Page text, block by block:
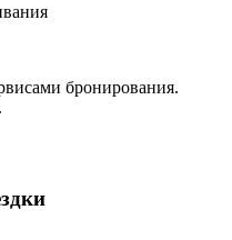
бронирования.